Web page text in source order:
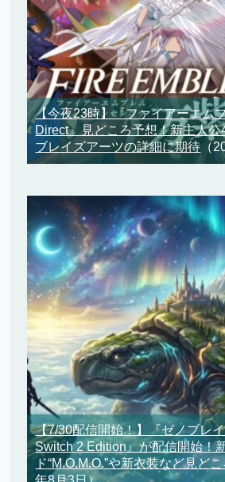
【今夜23時】『ファイアーエム
Direct』見どころ予想！新主人
ブレイズアーツの詳細に期待 （
【7/30配信開始！】『ゼノブレ
Switch 2 Edition』が配信開始！
ド“M.O.M.O.”や新衣装など見ど